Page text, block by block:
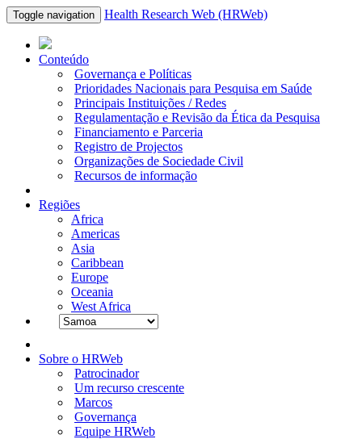
Toggle navigation Health Research Web (HRWeb)
Conteúdo
Governança e Políticas
Prioridades Nacionais para Pesquisa em Saúde
Principais Instituições / Redes
Regulamentação e Revisão da Ética da Pesquisa
Financiamento e Parceria
Registro de Projectos
Organizações de Sociedade Civil
Recursos de informação
Regiões
Africa
Americas
Asia
Caribbean
Europe
Oceania
West Africa
Sobre o HRWeb
Patrocinador
Um recurso crescente
Marcos
Governança
Equipe HRWeb